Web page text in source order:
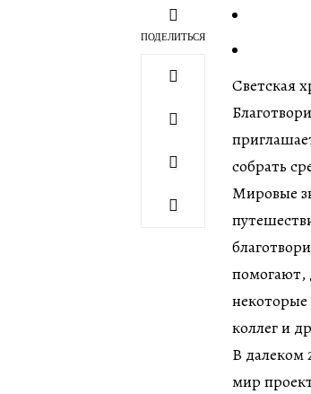
ПОДЕЛИТЬСЯ
Светская
собрать
Мировые
помогают,
коллег и
В далеком
мир